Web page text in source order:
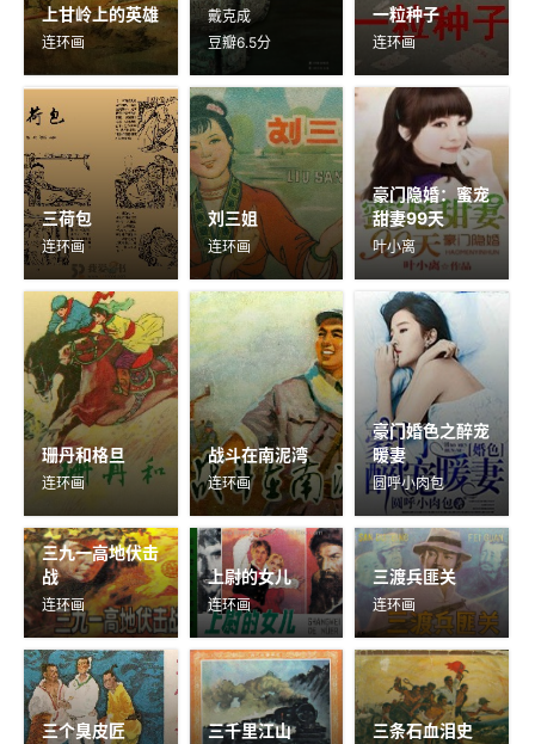
上甘岭上的英雄
连环画
式、功能与图案
戴克成
豆瓣6.5分
一粒种子
连环画
三荷包
连环画
刘三姐
连环画
豪门隐婚：蜜宠
甜妻99天
叶小离
珊丹和格旦
连环画
战斗在南泥湾
连环画
豪门婚色之醉宠
暖妻
圆呼小肉包
三九一高地伏击
战
连环画
上尉的女儿
连环画
三渡兵匪关
连环画
三个臭皮匠 三千里江山 三条石血泪史